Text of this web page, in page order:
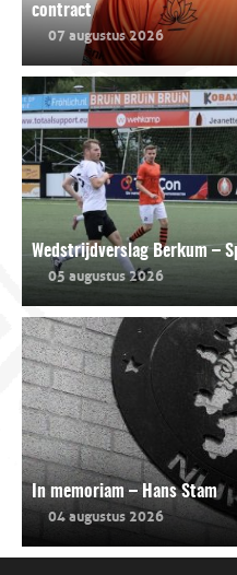
contract
07 augustus 2026
Wedstrijdverslag Berkum –
05 augustus 2026
In memoriam – Hans Stam
04 augustus 2026